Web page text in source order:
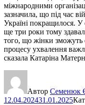
міжнародними
зазначила, що під час
Україні покращилося. У
ще три роки тому
того, що жінки
процесу ухвалення
сказала Катаріна
Автор Семенюк
12.04.202431.01.2025